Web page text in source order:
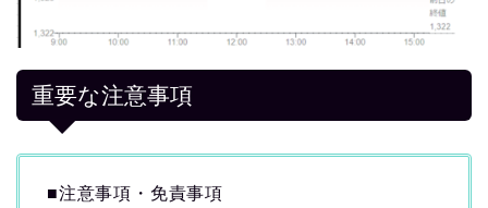
重要な注意事項
■注意事項・免責事項